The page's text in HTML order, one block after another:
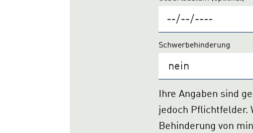
Schwerbehinderung
Ihre Angaben sind generell freiwillig, die mit * gekennzeichneten Felder sind
jedoch Pflichtfelder.
Behinderung von mindestens